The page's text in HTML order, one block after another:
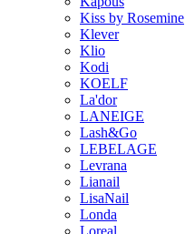
Kiss by Rosemine
Klever
Klio
Kodi
KOELF
La'dor
LANEIGE
Lash&Go
LEBELAGE
Levrana
Lianail
LisaNail
Londa
Loreal